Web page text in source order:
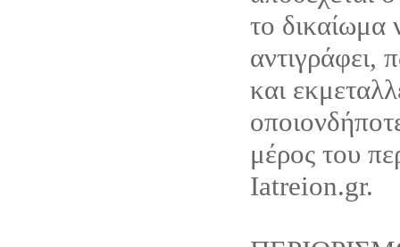
το δικαίωμα
αντιγράφει,
και
μέρος του
Iatreion.gr.